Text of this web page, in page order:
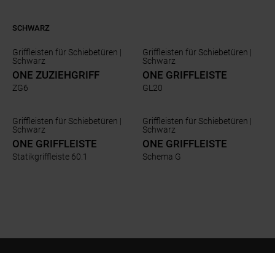
SCHWARZ
Griffleisten für Schiebetüren |
Schwarz
ONE ZUZIEHGRIFF
ZG6
Griffleisten für Schiebetüren |
Schwarz
ONE GRIFFLEISTE
GL20
Griffleisten für Schiebetüren |
Schwarz
ONE GRIFFLEISTE
Statikgriffleiste 60.1
Griffleisten für Schiebetüren |
Schwarz
ONE GRIFFLEISTE
Schema G